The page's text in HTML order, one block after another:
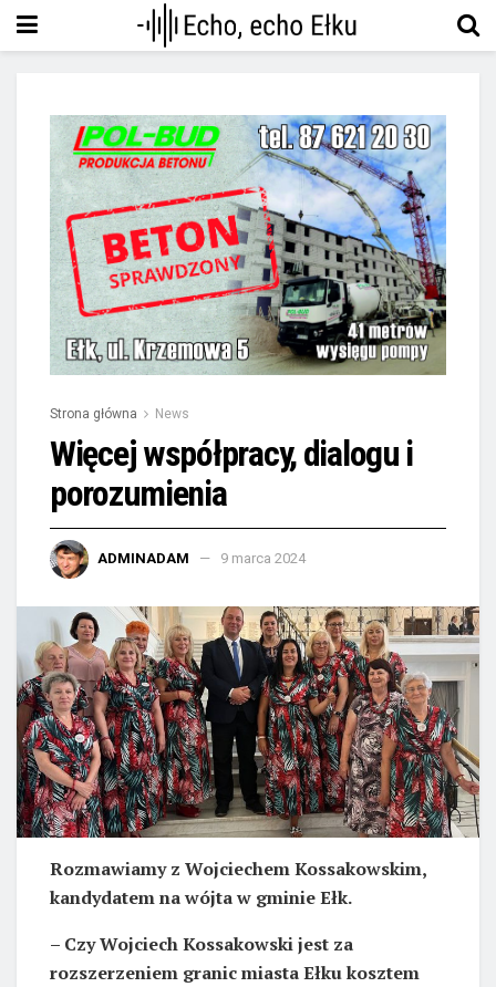
Strona główna News
Więcej współpracy, dialogu i
porozumienia
ADMINADAM 9 marca 2024
Rozmawiamy z Wojciechem Kossakowskim,
kandydatem na wójta w gminie Ełk.
– Czy Wojciech Kossakowski jest za
rozszerzeniem granic miasta Ełku kosztem